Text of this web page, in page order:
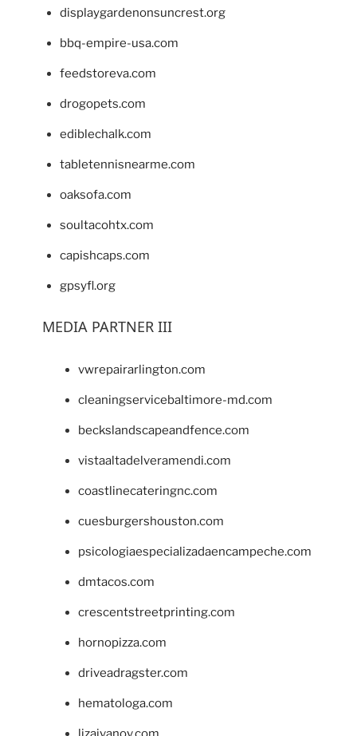
displaygardenonsuncrest.org
bbq-empire-usa.com
feedstoreva.com
drogopets.com
ediblechalk.com
tabletennisnearme.com
oaksofa.com
soultacohtx.com
capishcaps.com
gpsyfl.org
MEDIA PARTNER III
vwrepairarlington.com
cleaningservicebaltimore-md.com
beckslandscapeandfence.com
vistaaltadelveramendi.com
coastlinecateringnc.com
cuesburgershouston.com
psicologiaespecializadaencampeche.com
dmtacos.com
crescentstreetprinting.com
hornopizza.com
driveadragster.com
hematologa.com